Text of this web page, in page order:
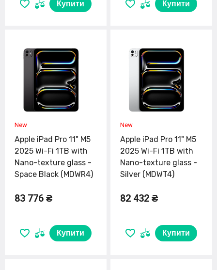
Купити Купити
Apple iPad Pro 11" M5
2025 Wi-Fi 1TB with
Nano-texture glass -
Space Black (MDWR4)
83 776 ₴
Купити
Apple iPad Pro 11" M5
2025 Wi-Fi 1TB with
Nano-texture glass -
Silver (MDWT4)
82 432 ₴
Купити